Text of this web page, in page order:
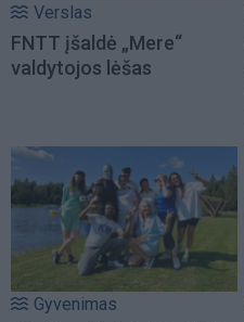
Verslas
FNTT įšaldė „Mere“
valdytojos lėšas
Gyvenimas